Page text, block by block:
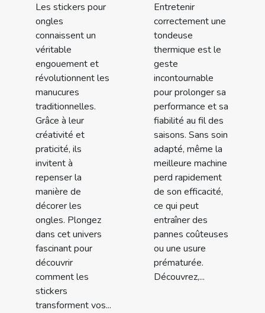
Les stickers pour
ongles
connaissent un
véritable
engouement et
révolutionnent les
manucures
traditionnelles.
Grâce à leur
créativité et
praticité, ils
invitent à
repenser la
manière de
décorer les
ongles. Plongez
dans cet univers
fascinant pour
découvrir
comment les
stickers
transforment vos...
Entretenir
correctement une
tondeuse
thermique est le
geste
incontournable
pour prolonger sa
performance et sa
fiabilité au fil des
saisons. Sans soin
adapté, même la
meilleure machine
perd rapidement
de son efficacité,
ce qui peut
entraîner des
pannes coûteuses
ou une usure
prématurée.
Découvrez,...